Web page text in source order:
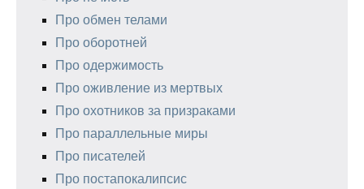
Про обмен телами
Про оборотней
Про одержимость
Про оживление из мертвых
Про охотников за призраками
Про параллельные миры
Про писателей
Про постапокалипсис